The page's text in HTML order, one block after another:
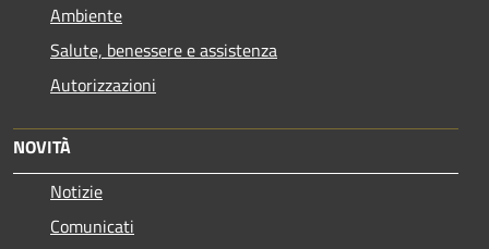
Ambiente
Salute, benessere e assistenza
Autorizzazioni
NOVITÀ
Notizie
Comunicati